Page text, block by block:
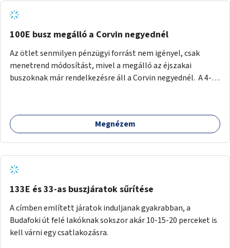
tud állni a megállóba. A környéken a tömegközlekedés
csúcsidőben már most is fullos, a Bosnyák téri beruházások
befejeztével hatványozódni fog az utazási igény.
100E busz megálló a Corvin negyednél
Az ötlet senmilyen pénzügyi forrást nem igényel, csak
menetrend módosítást, mivel a megálló az éjszakai
buszoknak már rendelkezésre áll a Corvin negyednél. A 4-es
ha a 100E reptéri busz a Corvin negyed metrómegállónál is
megállna - főleg éjjel, amikor a metró nem jár, és a 200E
nem hosszabbítaná meg sokkal, a 4-6 vonalán lakóknak
viszont a Kálvin tér-Corvin negyed utat megspórolva 10-15
perccel rövidítheti az utazási idejét.
Megnézem
133E és 33-as buszjáratok sűrítése
A címben említett járatok induljanak gyakrabban, a
Budafoki út felé lakóknak sokszor akár 10-15-20 perceket is
kell várni egy csatlakozásra.